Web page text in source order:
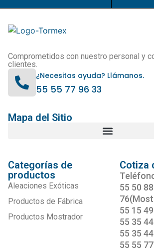
Comprometidos con nuestro personal y
clientes.
¿Necesitas ayuda? Llámanos.
55 55 77 96 33
Mapa del Sitio
Categorías de
productos
Aleaciones Exóticas
Productos de Fábrica
Productos Mostrador
Cotiza
55 50
55 15
55 35
55 35
55 55